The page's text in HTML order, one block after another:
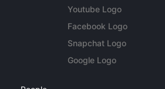
Youtube Logo
Facebook Logo
Snapchat Logo
Google Logo